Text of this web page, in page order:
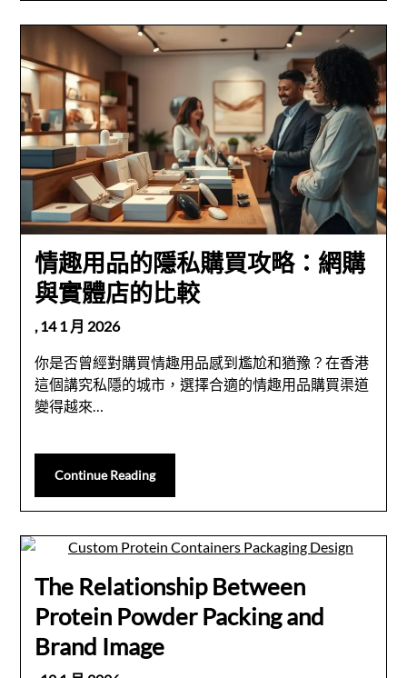
情趣用品的隱私購買攻略：網購
與實體店的比較
, 14 1 月 2026
你是否曾經對購買情趣用品感到尷尬和猶豫？在香港
這個講究私隱的城市，選擇合適的情趣用品購買渠道
變得越來…
Continue Reading
The Relationship Between
Protein Powder Packing and
Brand Image